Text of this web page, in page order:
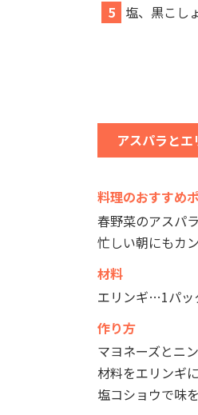
5 塩、黒こし
アスパラと
料理のおすすめ
春野菜のアスパ
忙しい朝にもカ
材料
エリンギ…1パ
作り方
マヨネーズとニ
材料をエリンギ
塩コショウで味